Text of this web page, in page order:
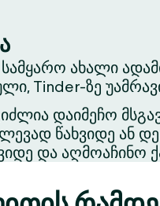
ახალი
Tinder-ზე
დაიმეჩო
წახვიდე ან
და აღმოაჩინო